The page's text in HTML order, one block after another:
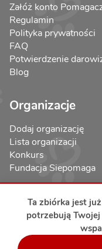
Ta zbiórka jest
potrzebują
Załóż konto
Regulamin
Polityka prywatności
FAQ
Potwierdzenie
Blog
Organizacje
Dodaj organizację
Lista organizacji
Konkurs
Fundacja Siepomaga